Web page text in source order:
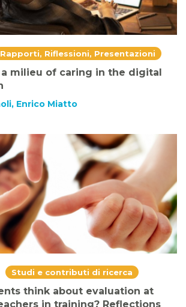
Rapporti, Riflessioni, Presentazioni
a milieu of caring in the digital
Enrico Miatto
Studi e contributi di ricerca
think about evaluation at
in training? Reflections